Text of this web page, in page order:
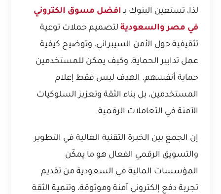
لذا، تستعين البنوك بـ افضل مسوق الكتروني
في مصر والسعودية لتصميم حملات توعية
تثقيفية حول الأمن السيبراني، وتوضيح كيفية
عمل تدابير الحماية، وكيف يمكن للمستخدمين
حماية أنفسهم. الهدف ليس فقط إعلام
المستخدمين، بل بناء الثقة وتعزيز السلوكيات
الآمنة في التعاملات الرقمية.
إن الجمع بين الخبرة التقنية العالية في التطوير
والتسويق الرقمي الفعال هو ما يمكّن
المؤسسات المالية في السعودية من تقديم
تجربة دفع إلكتروني آمنة وموثوقة، وتنمية الثقة